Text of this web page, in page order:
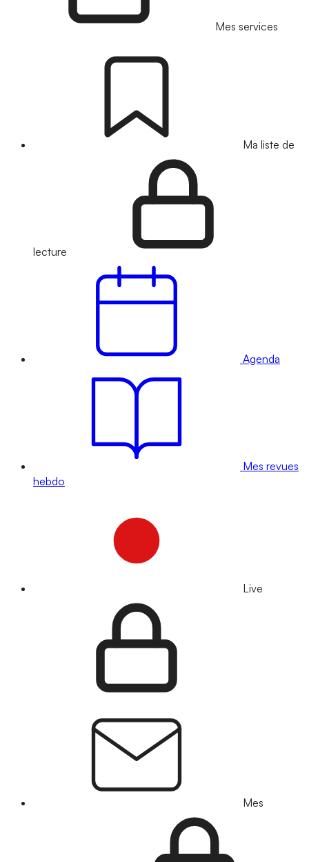
Mes services
Ma liste de
lecture
Agenda
Mes revues
hebdo
Live
Mes